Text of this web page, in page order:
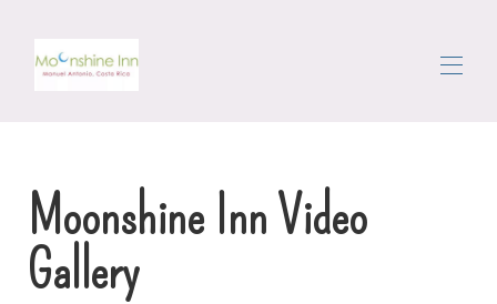
Foglaljon nyaralókat
▾
A terület
Moonshine Inn Video
Gallery